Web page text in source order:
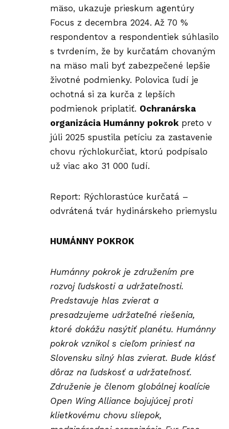
mäso, ukazuje prieskum agentúry
Focus z decembra 2024. Až 70 %
respondentov a respondentiek súhlasilo
s tvrdením, že by kurčatám chovaným
na mäso mali byť zabezpečené lepšie
životné podmienky. Polovica ľudí je
ochotná si za kurča z lepších
podmienok priplatiť. Ochranárska
organizácia Humánny pokrok preto v
júli 2025 spustila petíciu za zastavenie
chovu rýchlokurčiat, ktorú podpísalo
už viac ako 31 000 ľudí.
Report: Rýchlorastúce kurčatá –
odvrátená tvár hydinárskeho priemyslu
HUMÁNNY POKROK
Humánny pokrok je združením pre
rozvoj ľudskosti a udržateľnosti.
Predstavuje hlas zvierat a
presadzujeme udržateľné riešenia,
ktoré dokážu nasýtiť planétu. Humánny
pokrok vznikol s cieľom priniesť na
Slovensku silný hlas zvierat. Bude klásť
dôraz na ľudskosť a udržateľnosť.
Združenie je členom globálnej koalície
Open Wing Alliance bojujúcej proti
klietkovému chovu sliepok,